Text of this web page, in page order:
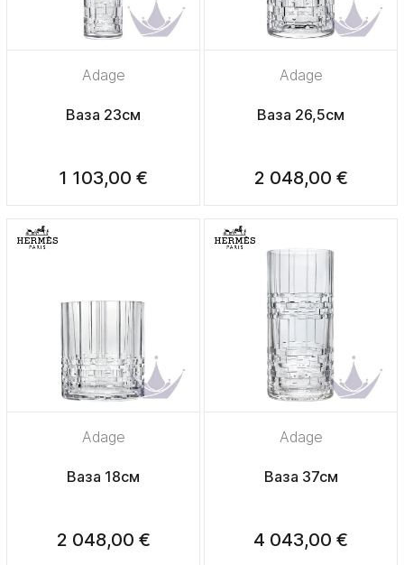
Adage
Ваза 23см
1 103,00 €
Adage
Ваза 26,5см
2 048,00 €
Adage
Ваза 18см
2 048,00 €
Adage
Ваза 37см
4 043,00 €